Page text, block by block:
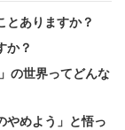
とありますか？
か？
の世界ってどんな
やめよう」と悟っ